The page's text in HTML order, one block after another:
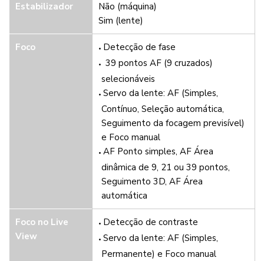
Estabilizador
Não (máquina)
Sim (lente)
Foco
Detecção de fase
39 pontos AF (9 cruzados)
selecionáveis
Servo da lente: AF (Simples,
Contínuo, Seleção automática,
Seguimento da focagem previsível)
e Foco manual
AF Ponto simples, AF Área
dinâmica de 9, 21 ou 39 pontos,
Seguimento 3D, AF Área
automática
Foco no Live
View
Detecção de contraste
Servo da lente: AF (Simples,
Permanente) e Foco manual